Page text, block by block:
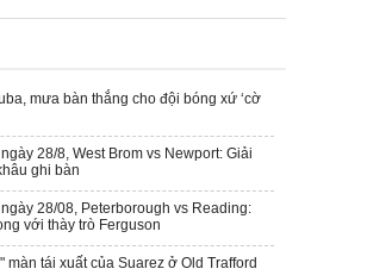
mưa bàn thắng cho đội bóng xứ ‘cờ
28/8, West Brom vs Newport: Giải
ghi bàn
28/08, Peterborough vs Reading:
với thày trò Ferguson
màn tái xuất của Suarez ở Old Trafford